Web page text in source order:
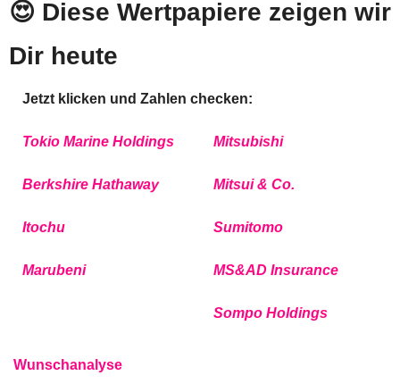
😍 Diese Wertpapiere zeigen wir
Dir heute
Jetzt klicken und Zahlen checken:
Tokio Marine Holdings
Berkshire Hathaway
Itochu
Marubeni
Mitsubishi
Mitsui & Co.
Sumitomo
MS&AD Insurance
Sompo Holdings
Wunschanalyse